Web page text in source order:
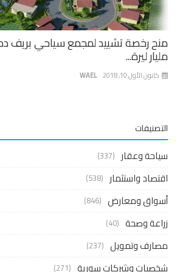
ليرة...
WAEL الأول 10, 2018
وعقار (337)
واستثمار (538)
ومعارض (846)
وصحة (40)
وتمويل (237)
وشركات سورية (271)